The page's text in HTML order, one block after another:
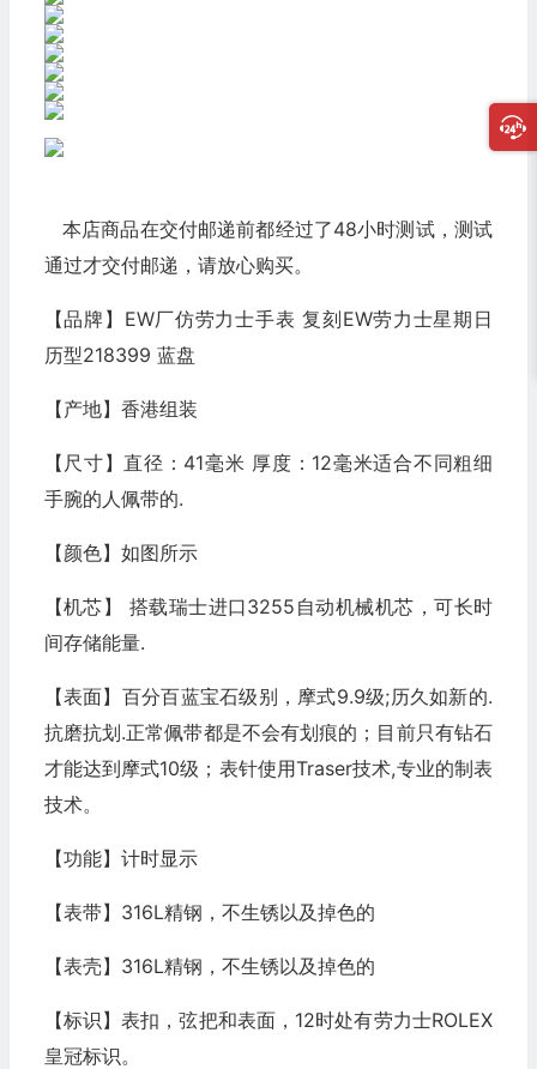
本店商品在交付邮递前都经过了48小时测试，测试
通过才交付邮递，请放心购买。
【品牌】EW厂仿劳力士手表 复刻EW劳力士星期日
历型218399 蓝盘
【产地】香港组装
【尺寸】直径：41毫米 厚度：12毫米适合不同粗细
手腕的人佩带的.
【颜色】如图所示
【机芯】 搭载瑞士进口3255自动机械机芯，可长时
间存储能量.
【表面】百分百蓝宝石级别，摩式9.9级;历久如新的.
抗磨抗划.正常佩带都是不会有划痕的；目前只有钻石
才能达到摩式10级；表针使用Traser技术,专业的制表
技术。
【功能】计时显示
【表带】316L精钢，不生锈以及掉色的
【表壳】316L精钢，不生锈以及掉色的
【标识】表扣，弦把和表面，12时处有劳力士ROLEX
皇冠标识。